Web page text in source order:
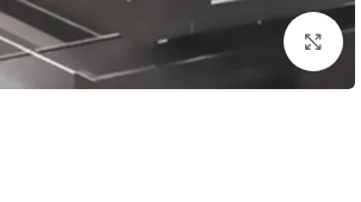
بزرگنمایی تصویر